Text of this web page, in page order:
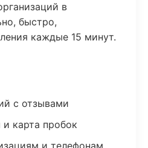
в
быстро,
каждые 15 минут.
с отзывами
карта пробок
и телефонам